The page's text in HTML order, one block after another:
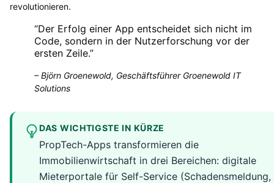
revolutionieren.
“Der Erfolg einer App entscheidet sich nicht im
Code, sondern in der Nutzerforschung vor der
ersten Zeile.”
–Björn Groenewold, Geschäftsführer Groenewold IT
Solutions
DAS WICHTIGSTE IN KÜRZE
PropTech-Apps transformieren die
Immobilienwirtschaft in drei Bereichen: digitale
Mieterportale für Self-Service (Schadensmeldung,